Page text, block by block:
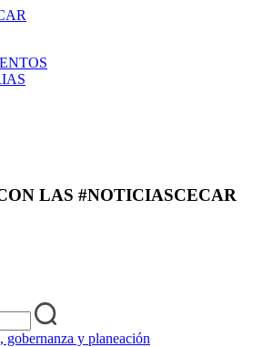
LAS #NOTICIASCECAR
y planeación